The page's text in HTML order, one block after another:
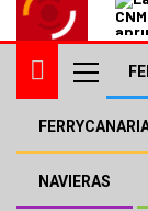
NAVIERAS
Eco